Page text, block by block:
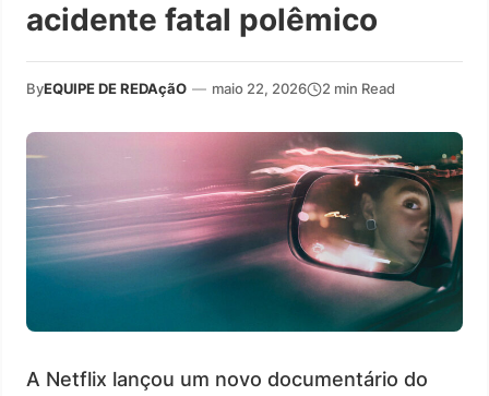
acidente fatal polêmico
ByEQUIPE DE REDAçãO — maio 22, 2026 2 min Read
A Netflix lançou um novo documentário do